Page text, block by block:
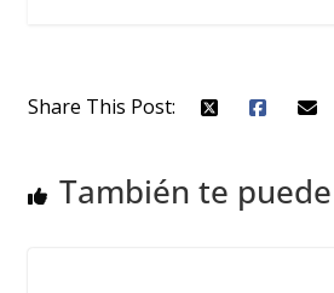
Share This Post:
También te